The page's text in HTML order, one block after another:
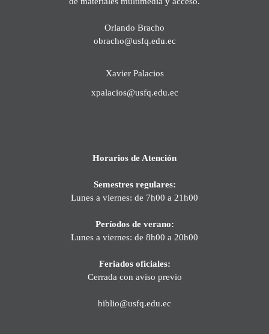
Orlando Bracho
obracho@usfq.edu.ec
Xavier Palacios
xpalacios@usfq.edu.ec
Horarios de Atención
Semestres regulares:
Lunes a viernes: de 7h00 a 21h00
Períodos de verano:
Lunes a viernes: de 8h00 a 20h00
Feriados oficiales:
Cerrada con aviso previo
biblio@usfq.edu.ec